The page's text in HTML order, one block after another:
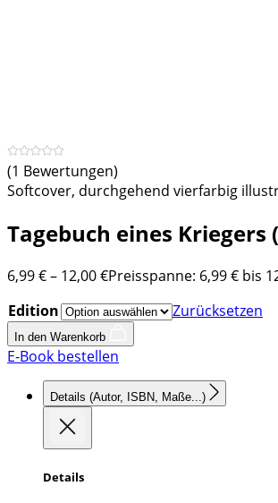
(1 Bewertungen)
Softcover, durchgehend vierfarbig
Tagebuch eines Kriegers
6,99€– 12,00€Preisspanne: 6,99 € bis
Edition
Zurücksetzen
In den Warenkorb
E-Book bestellen
Details (Autor, ISBN, Maße...)
Details